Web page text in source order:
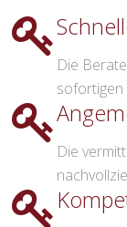
Die
sofortigen
Die